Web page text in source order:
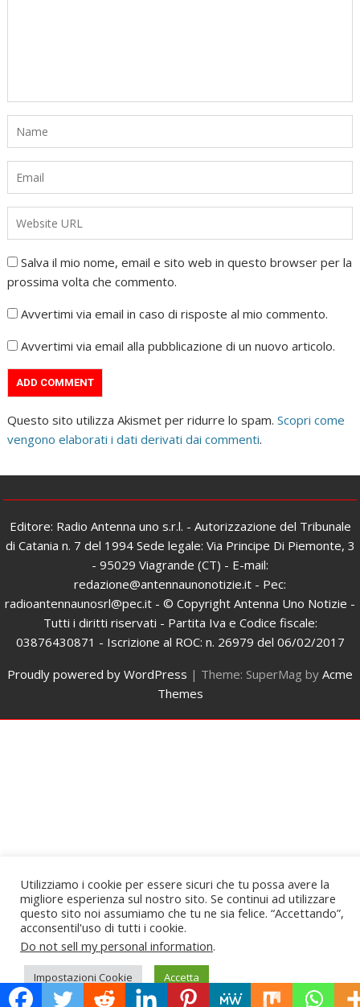
Salva il mio nome, email e sito web in questo browser per la
prossima volta che commento.
Avvertimi via email in caso di risposte al mio commento.
Avvertimi via email alla pubblicazione di un nuovo articolo.
Questo sito utilizza Akismet per ridurre lo spam.Scopri come
vengono elaborati i dati derivati dai commenti.
Editore: Radio Antenna uno s.r.l. - Autorizzazione del Tribunale
di Catania n. 7 del 1994 Sede legale: Via Principe Di Piemonte, 3
- 95029 Viagrande (CT) - E-mail:
redazione@antennaunonotizie.it - Pec:
radioantennaunosrl@pec.it - © Copyright Antenna Uno Notizie -
Tutti i diritti riservati - Partita Iva e Codice fiscale:
03876430871 - Iscrizione al ROC: n. 26979 del 06/02/2017
Proudly powered by WordPress | Theme: SuperMag by Acme
Themes
Utilizziamo i cookie per essere sicuri che tu possa avere la
migliore esperienza sul nostro sito. Se continui ad utilizzare
questo sito noi assumiamo che tu ne sia felice. “Accettando”,
acconsentil'uso di tutti i cookie.
Do not sell my personal information.
Impostazioni Cookie Accetta